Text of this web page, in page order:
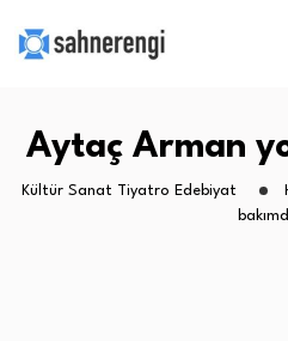
Aytaç Arman
Kültür Sanat Tiyatro Edebiyat